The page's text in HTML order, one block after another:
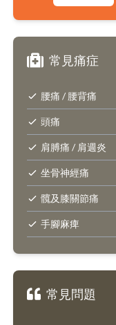
常見痛症
腰痛 / 腰背痛
頭痛
肩膊痛 / 肩週炎
坐骨神經痛
髖及膝關節痛
手腳麻痺
常見問題